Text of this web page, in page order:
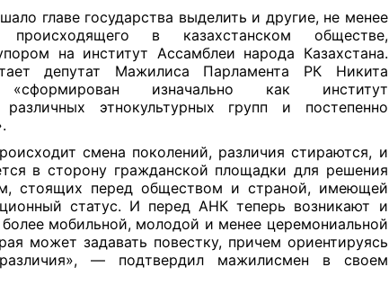
главе государства выделить и другие, не менее
в казахстанском обществе,
на институт Ассамблеи народа Казахстана.
депутат Мажилиса Парламента РК Никита
изначально как институт
различных этнокультурных групп и постепенно
смена поколений, различия стираются, и
в сторону гражданской площадки для решения
стоящих перед обществом и страной, имеющей
статус. И перед АНК теперь возникают и
мобильной, молодой и менее церемониальной
может задавать повестку, причем ориентируясь
— подтвердил мажилисмен в своем